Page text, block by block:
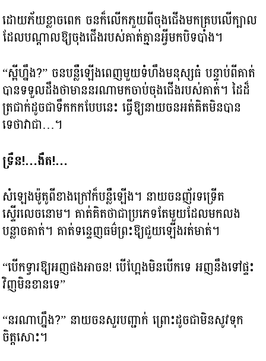
ដោយភ័យខ្លាចពេក ចនក៏លើកភួយពីចុងជើងមកគ្របលើក្បាល
ដែលបណ្តាលឱ្យចុងជើងរបស់គាត់គ្មានអ្វីមកបិទបាំង។
“ស្អីហ្នឹង?” ចនបន្លឺឡើងពេញមួយទំហឹងមនុស្សធំ បន្ទាប់ពីគាត់
បានទទួលដឹងថាមាននរណាមកចាប់ចុងជើងរបស់គាត់។ ដៃដ៏
ត្រជាក់ដូចជាទឹកកកបែបនេះ ធ្វើឱ្យនាយចនអត់គិតមិនបាន
ទេថាវាជា…។
ទ្រឺន!…ងឺត!…
សំឡេងម៉ូតូពីខាងក្រៅក៏បន្លឺឡើង។ នាយចនញ័រទទ្រើត
ស្ទើរលេចនោម។ គាត់គិតថាជាប្រភេទតែមួយដែលមកលង
បន្លាចគាត់។ គាត់ទន្ទេញធម៌ព្រះឱ្យជួយឡើងរត់មាត់។
“បើកទ្វារឱ្យអញផងអាចន! បើហ្អែងមិនបើកទេ អញនឹងទៅផ្ទះ
វិញមិនខានទេ”
“នរណាហ្នឹង?” នាយចនសួរបញ្ជាក់ ព្រោះដូចជាមិនសូវទុក
ចិត្តសោះ។